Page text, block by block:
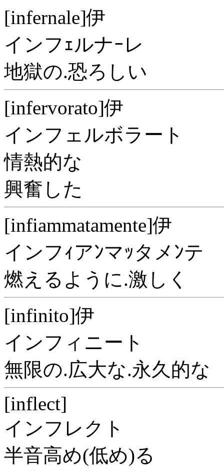
[infernale]伊
インフｪルナｰレ
地獄の.恐ろしい
[infervorato]伊
インフェルボラート
情熱的な
興奮した
[infiammatamente]伊
インフｨアﾝマｯタメﾝテ
燃えるように.激しく
[infinito]伊
インフィニート
無限の.広大な.永久的な
[inflect]
インフレクト
半音高め(低め)る